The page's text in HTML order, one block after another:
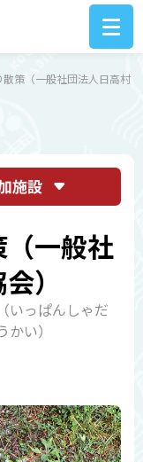
策（一般社団法人日高村
一般社
）
いっぱんしゃだ
い）